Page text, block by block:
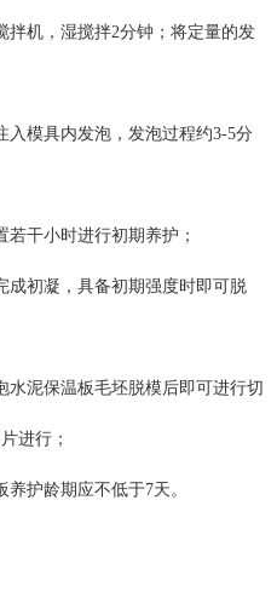
拌机，湿搅拌2分钟；将定量的发
入模具内发泡，发泡过程约3-5分
干小时进行初期养护；
成初凝，具备初期强度时即可脱
水泥保温板毛坯脱模后即可进行切
进行；
护龄期应不低于7天。